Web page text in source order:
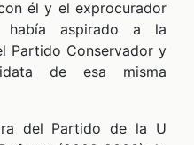
él y el exprocurador
había aspirado a la
Partido Conservador y
de esa misma
del Partido de la U